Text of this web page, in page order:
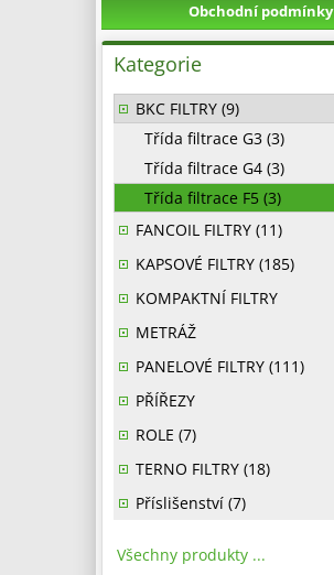
Obchodní podmínky
Kategorie
BKC FILTRY (9)
Třída filtrace G3 (3)
Třída filtrace G4 (3)
Třída filtrace F5 (3)
FANCOIL FILTRY (11)
KAPSOVÉ FILTRY (185)
KOMPAKTNÍ FILTRY
METRÁŽ
PANELOVÉ FILTRY (111)
PŘÍŘEZY
ROLE (7)
TERNO FILTRY (18)
Příslišenství (7)
Všechny produkty ...